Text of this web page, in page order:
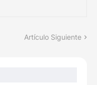
Artículo Siguiente